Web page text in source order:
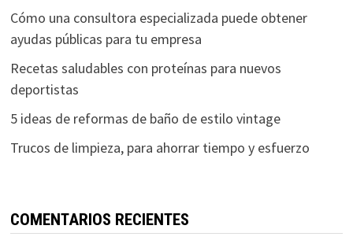
Cómo una consultora especializada puede obtener
ayudas públicas para tu empresa
Recetas saludables con proteínas para nuevos
deportistas
5 ideas de reformas de baño de estilo vintage
Trucos de limpieza, para ahorrar tiempo y esfuerzo
COMENTARIOS RECIENTES